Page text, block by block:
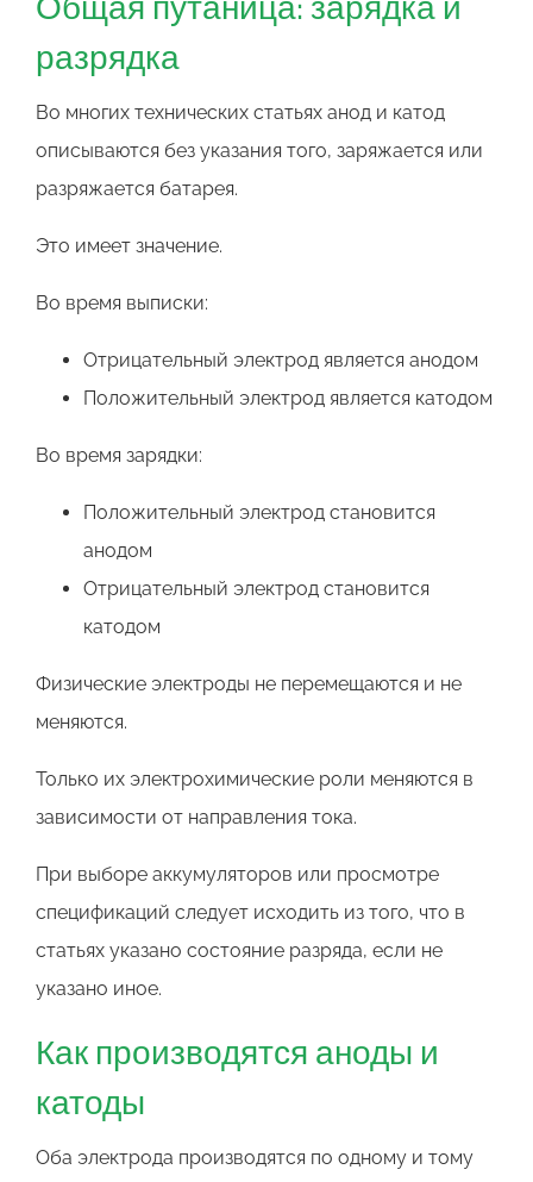
разрядка
Во многих технических статьях анод и катод
описываются без указания того, заряжается или
разряжается батарея.
Это имеет значение.
Во время выписки:
Отрицательный электрод является анодом
Положительный электрод является катодом
Во время зарядки:
Положительный электрод становится
анодом
Отрицательный электрод становится
катодом
Физические электроды не перемещаются и не
меняются.
Только их электрохимические роли меняются в
зависимости от направления тока.
При выборе аккумуляторов или просмотре
спецификаций следует исходить из того, что в
статьях указано состояние разряда, если не
указано иное.
Как производятся аноды и
катоды
Оба электрода производятся по одному и тому